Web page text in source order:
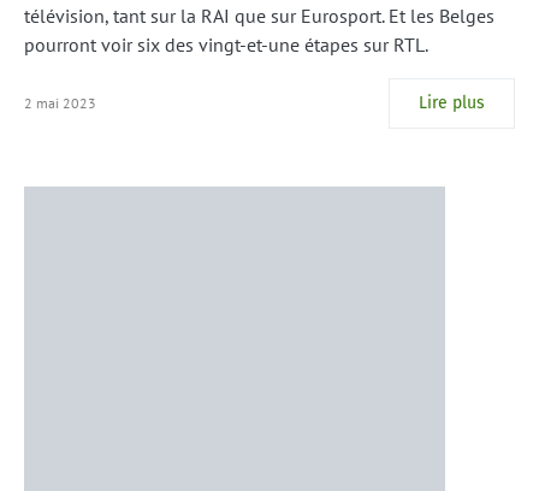
télévision, tant sur la RAI que sur Eurosport. Et les Belges
pourront voir six des vingt-et-une étapes sur RTL.
2 mai 2023 Lire plus